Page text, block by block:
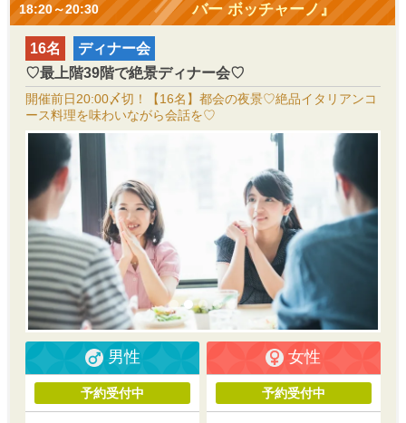
18:20～20:30
バー ボッチャーノ』
16名
ディナー会
♡最上階39階で絶景ディナー会♡
開催前日20:00〆切！【16名】都会の夜景♡絶品イタリアンコ
ース料理を味わいながら会話を♡
男性
予約受付中
女性
予約受付中